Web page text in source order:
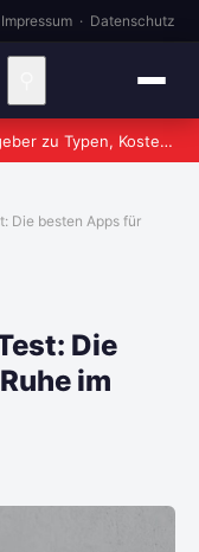
Impressum · Datenschutz
Kaminofen kaufen 2026: Ratgeber zu Typen, Kosten und worauf wirklich zu achten ist
Die besten Apps für
Die
im